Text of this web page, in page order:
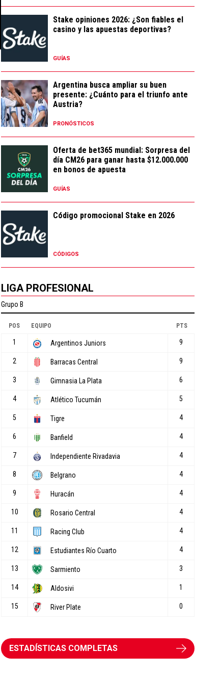
Stake opiniones 2026: ¿Son fiables el
casino y las apuestas deportivas?
GUÍAS
Argentina busca ampliar su buen
presente: ¿Cuánto para el triunfo ante
Austria?
PRONÓSTICOS
Oferta de bet365 mundial: Sorpresa del
día CM26 para ganar hasta $12.000.000
en bonos de apuesta
GUÍAS
Código promocional Stake en 2026
CÓDIGOS
LIGA PROFESIONAL
ESTADÍSTICAS COMPLETAS